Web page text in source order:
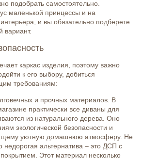
подобрать самостоятельно.
маленькой принцессы и на
и вы обязательно подберете
вариант.
каркас изделия, поэтому важно
к его выбору, добиться
требованиям:
и прочных материалов. В
практически все диваны для
из натурального дерева. Оно
экологической безопасности и
уютную домашнюю атмосферу. Не
недорогая альтернатива – это ДСП с
Этот материал несколько